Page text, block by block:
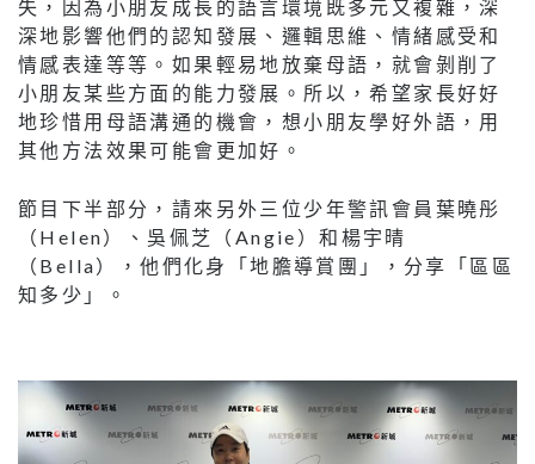
失，因為小朋友成長的語言環境既多元又複雜，深
深地影響他們的認知發展、邏輯思維、情緒感受和
情感表達等等。如果輕易地放棄母語，就會剝削了
小朋友某些方面的能力發展。所以，希望家長好好
地珍惜用母語溝通的機會，想小朋友學好外語，用
其他方法效果可能會更加好。
節目下半部分，請來另外三位少年警訊會員葉曉彤
（Helen）、吳佩芝（Angie）和楊宇晴
（Bella），他們化身「地膽導賞團」，分享「區區
知多少」。